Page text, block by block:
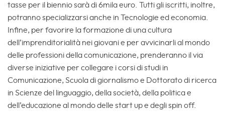
tasse per il biennio sarà di 6mila euro. Tutti gli iscritti, inoltre,
potranno specializzarsi anche in Tecnologie ed economia.
Infine, per favorire la formazione di una cultura
dell’imprenditorialità nei giovani e per avvicinarli al mondo
delle professioni della comunicazione, prenderanno il via
diverse iniziative per collegare i corsi di studi in
Comunicazione, Scuola di giornalismo e Dottorato di ricerca
in Scienze del linguaggio, della società, della politica e
dell’educazione al mondo delle start up e degli spin off.